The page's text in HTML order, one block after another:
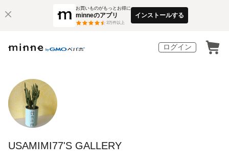
お買いものがもっとお得に
minneのアプリ
3万件以上
インストールする
ログイン
USAMIMI77'S GALLERY